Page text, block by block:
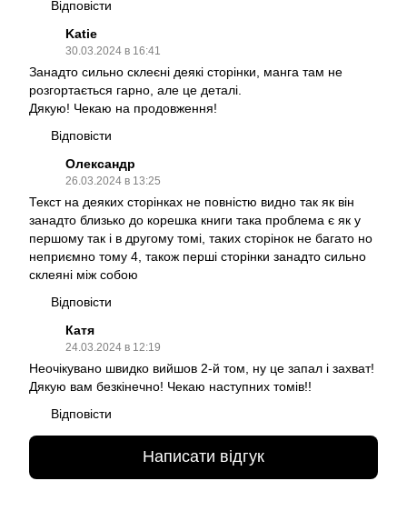
Відповісти
Katie
30.03.2024 в 16:41
Занадто сильно склеєні деякі сторінки, манга там не
розгортається гарно, але це деталі.
Дякую! Чекаю на продовження!
Відповісти
Олександр
26.03.2024 в 13:25
Текст на деяких сторінках не повністю видно так як він
занадто близько до корешка книги така проблема є як у
першому так і в другому томі, таких сторінок не багато но
неприємно тому 4, також перші сторінки занадто сильно
склеяні між собою
Відповісти
Катя
24.03.2024 в 12:19
Неочікувано швидко вийшов 2-й том, ну це запал і захват!
Дякую вам безкінечно! Чекаю наступних томів!!
Відповісти
Написати відгук